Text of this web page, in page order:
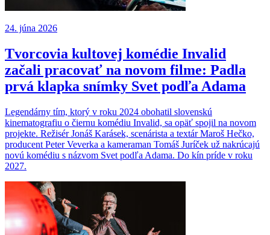
24. júna 2026
Tvorcovia kultovej komédie Invalid
začali pracovať na novom filme: Padla
prvá klapka snímky Svet podľa Adama
Legendárny tím, ktorý v roku 2024 obohatil slovenskú
kinematografiu o čiernu komédiu Invalid, sa opäť spojil na novom
projekte. Režisér Jonáš Karásek, scenárista a textár Maroš Hečko,
producent Peter Veverka a kameraman Tomáš Juríček už nakrúcajú
novú komédiu s názvom Svet podľa Adama. Do kín príde v roku
2027.